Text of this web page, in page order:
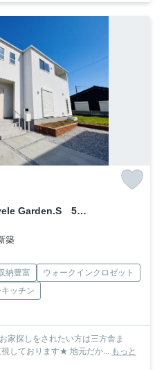
新築 前橋市樋越町第4 Livele Garden.S 5号棟
築
納豊富
ウォークインクロゼット
ッチン
家探しをされたい方は三方舎ま
重視しております★ 地元だか... もっと